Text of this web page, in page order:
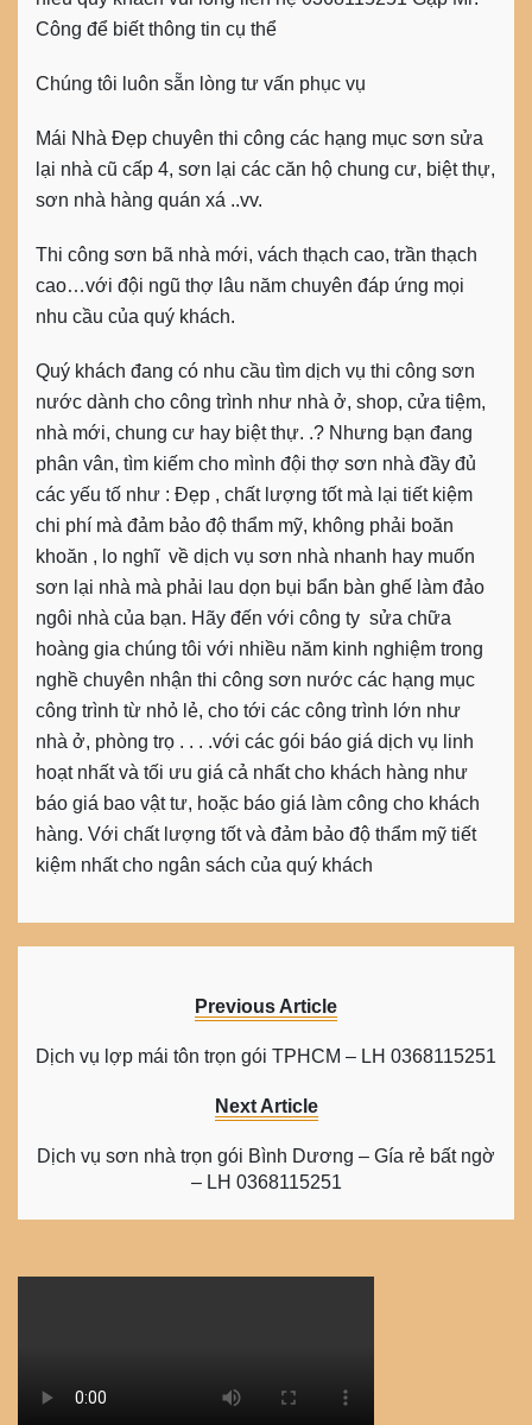
Công để biết thông tin cụ thể
Chúng tôi luôn sẵn lòng tư vấn phục vụ
Mái Nhà Đẹp chuyên thi công các hạng mục sơn sửa
lại nhà cũ cấp 4, sơn lại các căn hộ chung cư, biệt thự,
sơn nhà hàng quán xá ..vv.
Thi công sơn bã nhà mới, vách thạch cao, trần thạch
cao…với đội ngũ thợ lâu năm chuyên đáp ứng mọi
nhu cầu của quý khách.
Quý khách đang có nhu cầu tìm dịch vụ thi công sơn
nước dành cho công trình như nhà ở, shop, cửa tiệm,
nhà mới, chung cư hay biệt thự. .? Nhưng bạn đang
phân vân, tìm kiếm cho mình đội thợ sơn nhà đầy đủ
các yếu tố như : Đẹp , chất lượng tốt mà lại tiết kiệm
chi phí mà đảm bảo độ thẩm mỹ, không phải boăn
khoăn , lo nghĩ về dịch vụ sơn nhà nhanh hay muốn
sơn lại nhà mà phải lau dọn bụi bẩn bàn ghế làm đảo
ngôi nhà của bạn. Hãy đến với công ty sửa chữa
hoàng gia chúng tôi với nhiều năm kinh nghiệm trong
nghề chuyên nhận thi công sơn nước các hạng mục
công trình từ nhỏ lẻ, cho tới các công trình lớn như
nhà ở, phòng trọ . . . .với các gói báo giá dịch vụ linh
hoạt nhất và tối ưu giá cả nhất cho khách hàng như
báo giá bao vật tư, hoặc báo giá làm công cho khách
hàng. Với chất lượng tốt và đảm bảo độ thẩm mỹ tiết
kiệm nhất cho ngân sách của quý khách
Previous Article
Dịch vụ lợp mái tôn trọn gói TPHCM – LH 0368115251
Next Article
Dịch vụ sơn nhà trọn gói Bình Dương – Gía rẻ bất ngờ
– LH 0368115251